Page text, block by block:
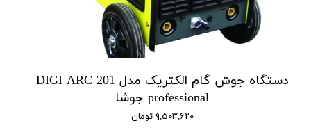
دستگاه جوش گام الکتریک مدل DIGI ARC 201
professional جوشا
۹,۵۰۳,۶۲۰ تومان